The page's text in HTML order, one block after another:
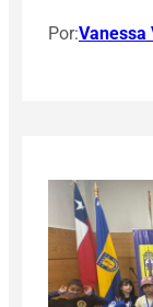
Por:Vanessa